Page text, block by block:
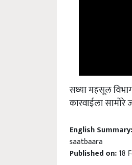
सध्या महसूल
कारवाईला
English Summary:
saatbaara
Published on:18